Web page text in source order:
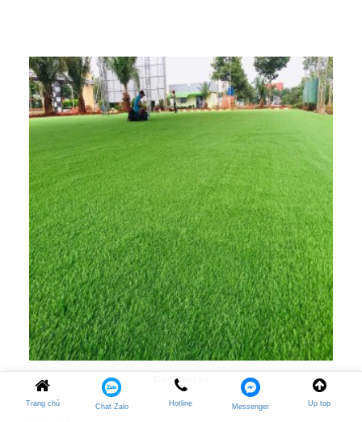
Cỏ nhân tạo
Trang chủ Chat Zalo Hotline Messenger Up top